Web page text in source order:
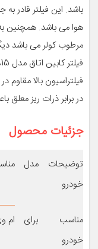
باشد. این فیلتر قادر
هوا می باشد. همچنین
مرطوب کولر می باشد
فیلتراسیون بالا مقاوم
در برابر ذرات ریز
جزئیات محصول
توضیحات مدل
خودرو
مناسب برای
خودرو
ام